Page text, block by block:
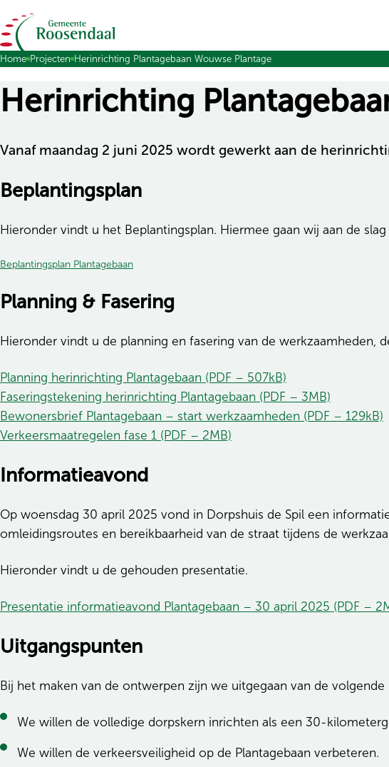
Ga naar de inhoud
Home Projecten Herinrichting Plantagebaan Wouwse Plantage
Herinrichting
Vanaf maandag 2 juni 2025 wordt gewerkt aan de
Beplantingsplan
Hieronder vindt u het Beplantingsplan. Hiermee gaan wij aan de
Beplantingsplan Plantagebaan(opent in nieuw tabblad)
Planning & Fasering
Hieronder vindt u de planning en fasering van de
Planning herinrichting Plantagebaan (PDF – 507kB)
Faseringstekening herinrichting Plantagebaan (PDF – 3MB)
Bewonersbrief Plantagebaan – start werkzaamheden (PDF – 129kB)
Verkeersmaatregelen fase 1 (PDF – 2MB)
Informatieavond
Op woensdag 30 april 2025 vond in Dorpshuis de Spil een
omleidingsroutes en bereikbaarheid van de straat tijdens de
Hieronder vindt u de gehouden presentatie.
Presentatie informatieavond Plantagebaan – 30 april 2025 (PDF –
Uitgangspunten
Bij het maken van de ontwerpen zijn we uitgegaan van de
We willen de volledige dorpskern inrichten als een 30-
We willen de verkeersveiligheid op de Plantagebaan verbeteren.